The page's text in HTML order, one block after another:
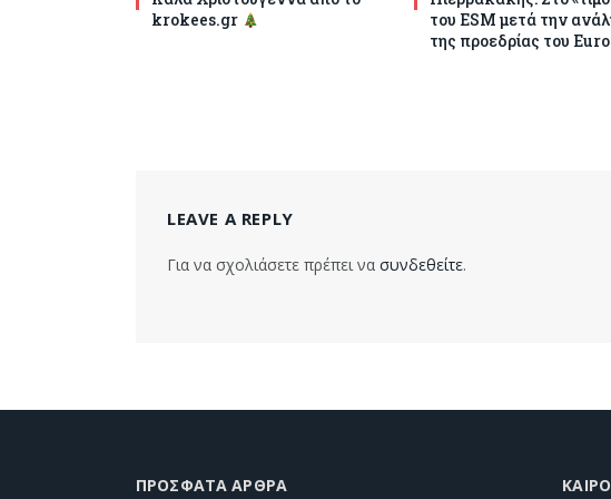
krokees.gr
του ESM μετά την
της προεδρίας του
LEAVE A REPLY
Για να σχολιάσετε πρέπει να συνδεθείτε.
ΠΡΌΣΦΑΤΑ ΆΡΘΡΑ